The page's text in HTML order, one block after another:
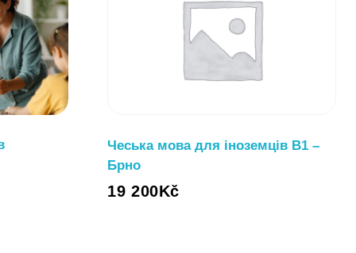
Чеська мова для іноземців B1 –
Брно
19 200Kč